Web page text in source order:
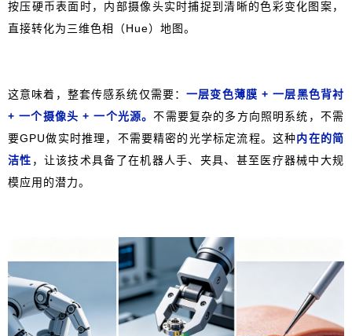
按压硬币表面时，内部摄像头实时捕捉到清晰的色彩变化图案，
直接转化为三维色相（Hue）地图。
这意味着，整套传感系统仅需要：一层变色薄膜 + 一层黑色背衬
+ 一个摄像头 + 一个光源。不需要复杂的多方向照明系统，不需
要GPU做实时推理，不需要精密的光学标定流程。这种内在的简
洁性 ，让该技术具备了在机器人手、夹具、甚至医疗器械中大规
模应用的潜力。